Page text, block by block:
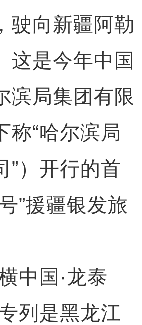
驶向新疆阿勒
这是今年中国
滨局集团有限
称“哈尔滨局
”）开行的首
”援疆银发旅
国·龙泰
列是黑龙江